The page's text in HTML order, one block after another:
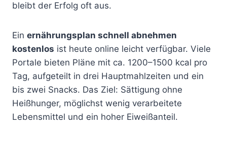
bleibt der Erfolg oft aus.
Ein ernährungsplan schnell abnehmen
kostenlos ist heute online leicht verfügbar. Viele
Portale bieten Pläne mit ca. 1200–1500 kcal pro
Tag, aufgeteilt in drei Hauptmahlzeiten und ein
bis zwei Snacks. Das Ziel: Sättigung ohne
Heißhunger, möglichst wenig verarbeitete
Lebensmittel und ein hoher Eiweißanteil.